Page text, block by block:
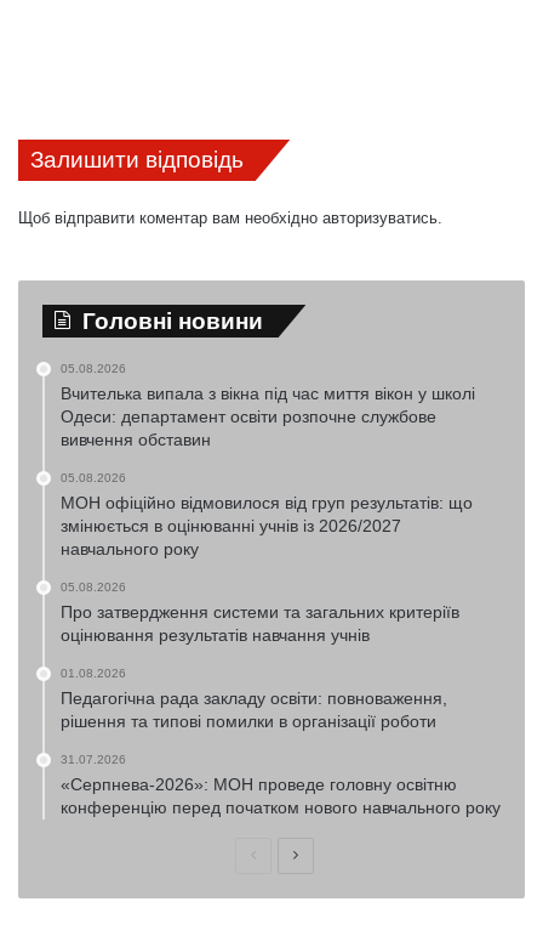
Залишити відповідь
Щоб відправити коментар вам необхідно авторизуватись.
Головні новини
05.08.2026
Вчителька випала з вікна під час миття вікон у школі
Одеси: департамент освіти розпочне службове
вивчення обставин
05.08.2026
МОН офіційно відмовилося від груп результатів: що
змінюється в оцінюванні учнів із 2026/2027
навчального року
05.08.2026
Про затвердження системи та загальних критеріїв
оцінювання результатів навчання учнів
01.08.2026
Педагогічна рада закладу освіти: повноваження,
рішення та типові помилки в організації роботи
31.07.2026
«Серпнева-2026»: МОН проведе головну освітню
конференцію перед початком нового навчального року
ПопередняНаступна